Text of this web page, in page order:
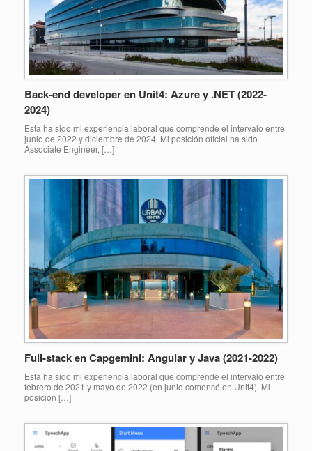
Back-end developer en Unit4: Azure y .NET (2022-
2024)
Esta ha sido mi experiencia laboral que comprende el intervalo entre
junio de 2022 y diciembre de 2024. Mi posición oficial ha sido
Associate Engineer, […]
Full-stack en Capgemini: Angular y Java (2021-2022)
Esta ha sido mi experiencia laboral que comprende el intervalo entre
febrero de 2021 y mayo de 2022 (en junio comencé en Unit4). Mi
posición […]